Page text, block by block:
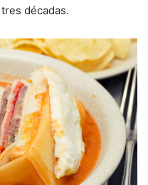
décadas.